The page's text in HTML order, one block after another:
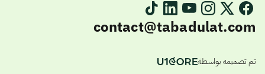
contact@tabadulat.com
تم تصميمه بواسطة